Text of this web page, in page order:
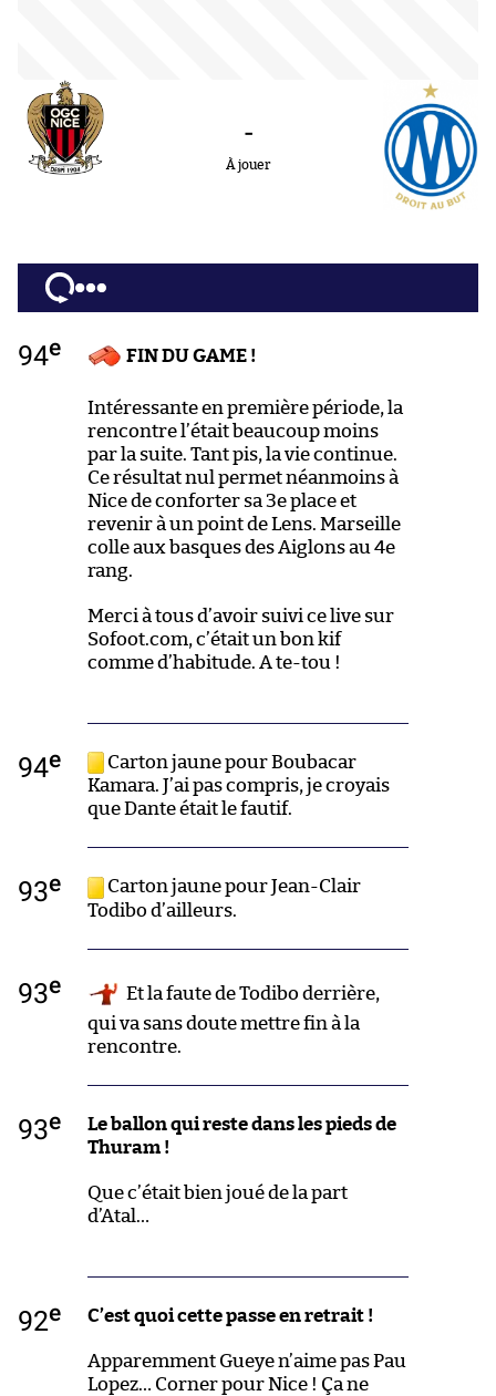
-
À jouer
94e FIN DU GAME !
Intéressante en première période, la
rencontre l’était beaucoup moins
par la suite. Tant pis, la vie continue.
Ce résultat nul permet néanmoins à
Nice de conforter sa 3e place et
revenir à un point de Lens. Marseille
colle aux basques des Aiglons au 4e
rang.
Merci à tous d’avoir suivi ce live sur
Sofoot.com, c’était un bon kif
comme d’habitude. A te-tou !
94e
Carton jaune pour Boubacar
Kamara. J’ai pas compris, je croyais
que Dante était le fautif.
93e
Carton jaune pour Jean-Clair
Todibo d’ailleurs.
93e
Et la faute de Todibo derrière,
qui va sans doute mettre fin à la
rencontre.
93e
Le ballon qui reste dans les pieds de
Thuram !
Que c’était bien joué de la part
d’Atal…
92e C’est quoi cette passe en retrait !
Apparemment Gueye n’aime pas Pau
Lopez… Corner pour Nice ! Ça ne